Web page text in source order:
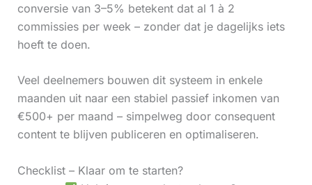
conversie van 3–5% betekent dat al 1 à 2
commissies per week – zonder dat je dagelijks iets
hoeft te doen.
Veel deelnemers bouwen dit systeem in enkele
maanden uit naar een stabiel passief inkomen van
€500+ per maand – simpelweg door consequent
content te blijven publiceren en optimaliseren.
Checklist – Klaar om te starten?